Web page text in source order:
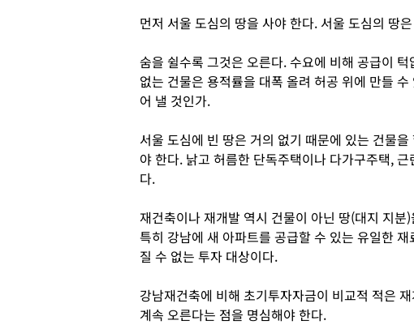
먼저 서울 도심의 땅을 사야 한다. 서울 도심의 땅
숨을 쉴수록 그것은 오른다. 수요에 비해 공급이
없는 건물은 용적률을 대폭 올려 허공 위에 만들
어 낼 것인가.
서울 도심에 빈 땅은 거의 없기 때문에 있는 건물
야 한다. 낡고 허름한 단독주택이나 다가구주택,
다.
재건축이나 재개발 역시 건물이 아닌 땅(대지 지
특히 강남에 새 아파트를 공급할 수 있는 유일한
질 수 없는 투자 대상이다.
강남재건축에 비해 초기투자자금이 비교적 적은
계속 오른다는 점을 명심해야 한다.